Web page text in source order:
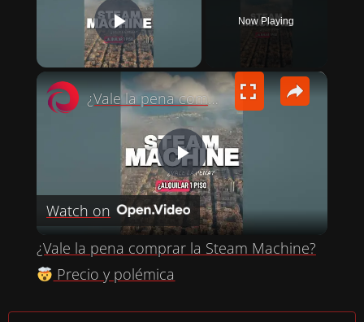
PLAY VIDEO
Now Playing
×
P
L
¿Vale la pena comprar la Steam Machine?
Watch on
¿Vale la pena comprar la Steam Machine?
Precio y polémica